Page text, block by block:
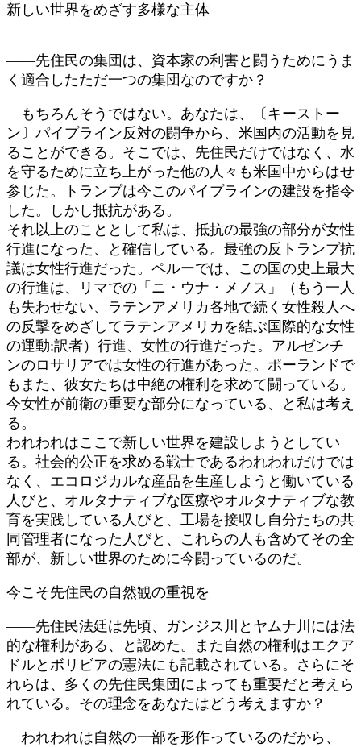
新しい世界をめざす多様な主体
――先住民の集団は、資本家の利害と闘うためにうま
く適合したただ一つの集団なのですか？
もちろんそうではない。あなたは、〔キーストー
ン〕パイプライン反対の闘争から、米国内の活動を見
ることができる。そこでは、先住民だけではなく、水
を守るために立ち上がった他の人々も米国中からはせ
参じた。トランプは今このパイプラインの建設を指令
した。しかし抵抗がある。
それ以上のこととして私は、抵抗の最強の部分が女性
行進になった、と確信している。最強の反トランプ抗
議は女性行進だった。ペルーでは、この国の史上最大
の行進は、リマでの「ニ・ウナ・メノス」（もう一人
も失わせない、ラテンアメリカ各地で続く女性殺人へ
の反撃をめざしてラテンアメリカを結ぶ国際的な女性
の運動:訳者）行進、女性の行進だった。アルゼンチ
ンのロサリアでは女性の行進があった。ポーランドで
もまた、彼女たちは中絶の権利を求めて闘っている。
今女性が前衛の重要な部分になっている、と私は考え
る。
われわれはここで新しい世界を建設しようとしてい
る。社会的公正を求める戦士であるわれわれだけでは
なく、エコロジカルな産品を生産しようと働いている
人びと、オルタナティブな医療やオルタナティブな教
育を実践している人びと、工場を接収し自分たちの共
同管理者になった人びと、これらの人も含めてその全
部が、新しい世界のために今闘っているのだ。
今こそ先住民の自然観の重視を
――先住民法廷は先頃、ガンジス川とヤムナ川には法
的な権利がある、と認めた。また自然の権利はエクア
ドルとボリビアの憲法にも記載されている。さらにそ
れらは、多くの先住民集団によっても重要だと考えら
れている。その理念をあなたはどう考えますか？
われわれは自然の一部を形作っているのだから、